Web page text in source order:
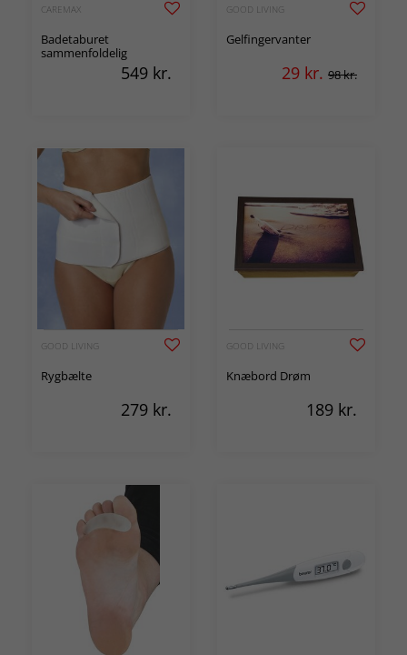
CAREMAX
Badetaburet
sammenfoldelig
549 kr.
GOOD LIVING
Gelfingervanter
29 kr. 98 kr.
GOOD LIVING
Rygbælte
279 kr.
GOOD LIVING
Knæbord Drøm
189 kr.